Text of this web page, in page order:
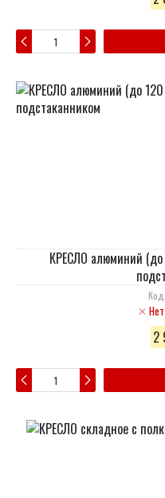
КРЕСЛО алюминий (до
2